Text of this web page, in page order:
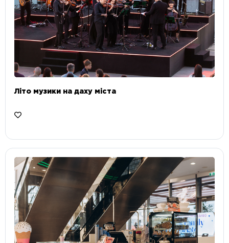
Літо музики на даху міста